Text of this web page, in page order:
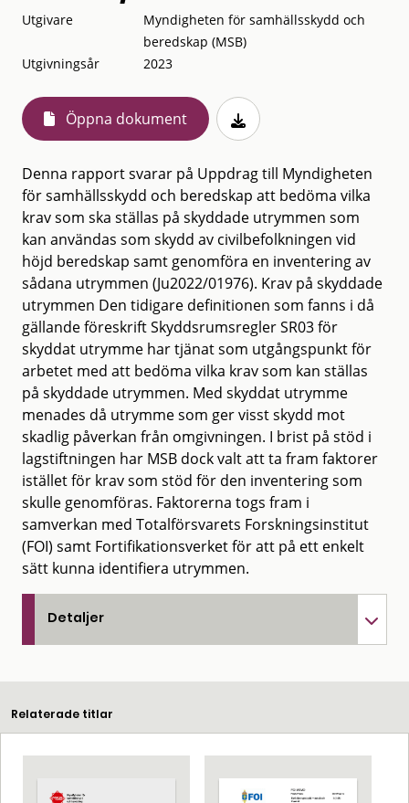
Utgivare
Myndigheten för samhällsskydd och
beredskap (MSB)
Utgivningsår
2023
Öppna dokument
Denna rapport svarar på Uppdrag till Myndigheten
för samhällsskydd och beredskap att bedöma vilka
krav som ska ställas på skyddade utrymmen som
kan användas som skydd av civilbefolkningen vid
höjd beredskap samt genomföra en inventering av
sådana utrymmen (Ju2022/01976). Krav på skyddade
utrymmen Den tidigare definitionen som fanns i då
gällande föreskrift Skyddsrumsregler SR03 för
skyddat utrymme har tjänat som utgångspunkt för
arbetet med att bedöma vilka krav som kan ställas
på skyddade utrymmen. Med skyddat utrymme
menades då utrymme som ger visst skydd mot
skadlig påverkan från omgivningen. I brist på stöd i
lagstiftningen har MSB dock valt att ta fram faktorer
istället för krav som stöd för den inventering som
skulle genomföras. Faktorerna togs fram i
samverkan med Totalförsvarets Forskningsinstitut
(FOI) samt Fortifikationsverket för att på ett enkelt
sätt kunna identifiera utrymmen.
Detaljer
Relaterade titlar